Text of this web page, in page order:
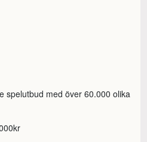
spelutbud med över 60.000 olika